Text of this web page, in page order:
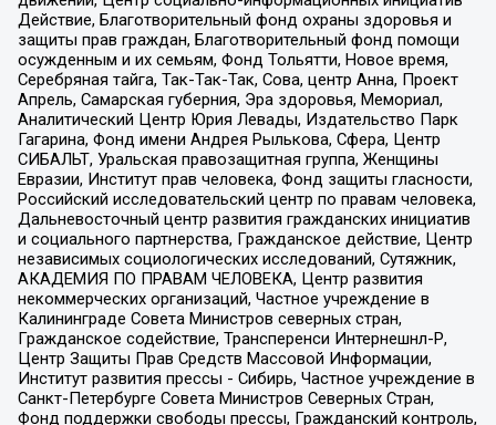
Действие, Благотворительный фонд охраны здоровья и
защиты прав граждан, Благотворительный фонд помощи
осужденным и их семьям, Фонд Тольятти, Новое время,
Серебряная тайга, Так-Так-Так, Сова, центр Анна, Проект
Апрель, Самарская губерния, Эра здоровья, Мемориал,
Аналитический Центр Юрия Левады, Издательство Парк
Гагарина, Фонд имени Андрея Рылькова, Сфера, Центр
СИБАЛЬТ, Уральская правозащитная группа, Женщины
Евразии, Институт прав человека, Фонд защиты гласности,
Российский исследовательский центр по правам человека,
Дальневосточный центр развития гражданских инициатив
и социального партнерства, Гражданское действие, Центр
независимых социологических исследований, Сутяжник,
АКАДЕМИЯ ПО ПРАВАМ ЧЕЛОВЕКА, Центр развития
некоммерческих организаций, Частное учреждение в
Калининграде Совета Министров северных стран,
Гражданское содействие, Трансперенси Интернешнл-Р,
Центр Защиты Прав Средств Массовой Информации,
Институт развития прессы - Сибирь, Частное учреждение в
Санкт-Петербурге Совета Министров Северных Стран,
Фонд поддержки свободы прессы, Гражданский контроль,